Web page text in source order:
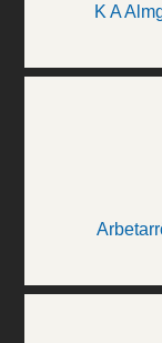
K A